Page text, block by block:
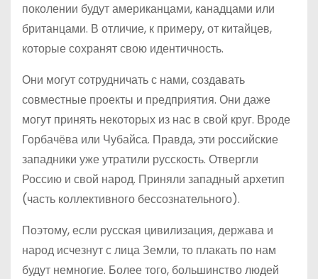
поколении будут американцами, канадцами или
британцами. В отличие, к примеру, от китайцев,
которые сохранят свою идентичность.
Они могут сотрудничать с нами, создавать
совместные проекты и предприятия. Они даже
могут принять некоторых из нас в свой круг. Вроде
Горбачёва или Чубайса. Правда, эти российские
западники уже утратили русскость. Отвергли
Россию и свой народ. Приняли западный архетип
(часть коллективного бессознательного).
Поэтому, если русская цивилизация, держава и
народ исчезнут с лица Земли, то плакать по нам
будут немногие. Более того, большинство людей